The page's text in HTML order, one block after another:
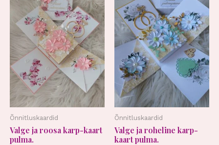
Õnnitluskaardid
Valge ja roosa karp-kaart
pulma.
Õnnitluskaardid
Valge ja roheline karp-
kaart pulma.